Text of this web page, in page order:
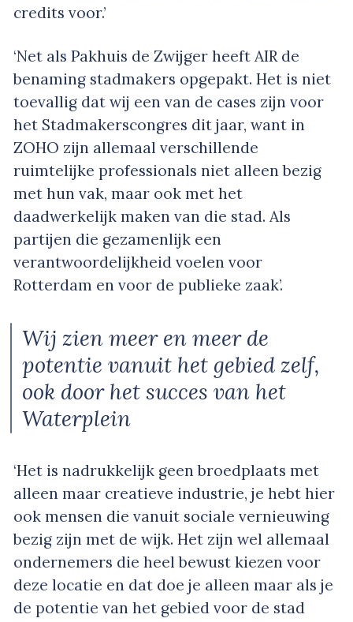
credits voor.’
‘Net als Pakhuis de Zwijger heeft AIR de
benaming stadmakers opgepakt. Het is niet
toevallig dat wij een van de cases zijn voor
het Stadmakerscongres dit jaar, want in
ZOHO zijn allemaal verschillende
ruimtelijke professionals niet alleen bezig
met hun vak, maar ook met het
daadwerkelijk maken van die stad. Als
partijen die gezamenlijk een
verantwoordelijkheid voelen voor
Rotterdam en voor de publieke zaak’.
Wij zien meer en meer de
potentie vanuit het gebied zelf,
ook door het succes van het
Waterplein
‘Het is nadrukkelijk geen broedplaats met
alleen maar creatieve industrie, je hebt hier
ook mensen die vanuit sociale vernieuwing
bezig zijn met de wijk. Het zijn wel allemaal
ondernemers die heel bewust kiezen voor
deze locatie en dat doe je alleen maar als je
de potentie van het gebied voor de stad